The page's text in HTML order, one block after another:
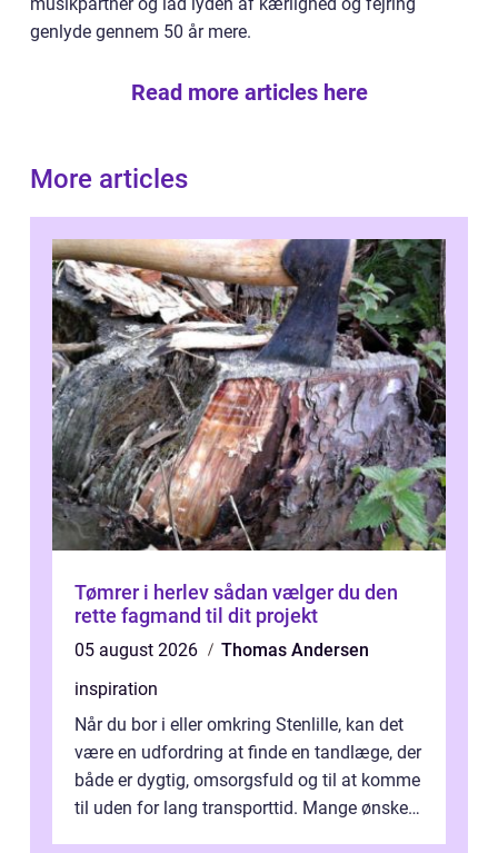
genlyde gennem 50 år mere.
Read more articles here
More articles
Tømrer i herlev sådan vælger du den
rette fagmand til dit projekt
05 august 2026
Thomas Andersen
inspiration
Når du bor i eller omkring Stenlille, kan det
være en udfordring at finde en tandlæge, der
både er dygtig, omsorgsfuld og til at komme
til uden for lang transporttid. Mange ønsker